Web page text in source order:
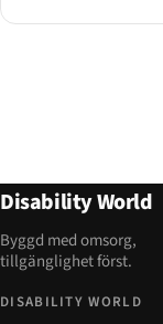
Disability World
Byggd med omsorg,
tillgänglighet först.
DISABILITY WORLD